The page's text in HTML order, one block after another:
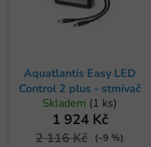
Aquatlantis Easy LED
Control 2 plus - stmívač
Skladem (1 ks)
1 924 Kč
2 116 Kč (–9 %)